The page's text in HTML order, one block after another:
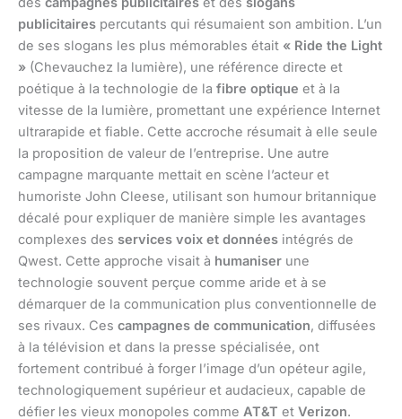
publicitaires percutants qui résumaient son ambition. L’un
de ses slogans les plus mémorables était « Ride the Light
» (Chevauchez la lumière), une référence directe et
poétique à la technologie de la fibre optique et à la
vitesse de la lumière, promettant une expérience Internet
ultrarapide et fiable. Cette accroche résumait à elle seule
la proposition de valeur de l’entreprise. Une autre
campagne marquante mettait en scène l’acteur et
humoriste John Cleese, utilisant son humour britannique
décalé pour expliquer de manière simple les avantages
complexes des services voix et données intégrés de
Qwest. Cette approche visait à humaniser une
technologie souvent perçue comme aride et à se
démarquer de la communication plus conventionnelle de
ses rivaux. Ces campagnes de communication, diffusées
à la télévision et dans la presse spécialisée, ont
fortement contribué à forger l’image d’un opéteur agile,
technologiquement supérieur et audacieux, capable de
défier les vieux monopoles comme AT&T et Verizon.